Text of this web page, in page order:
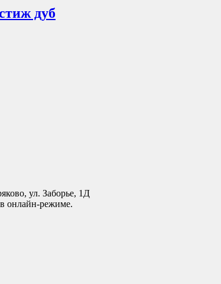
дуб
ул. Заборье, 1Д
онлайн-режиме.